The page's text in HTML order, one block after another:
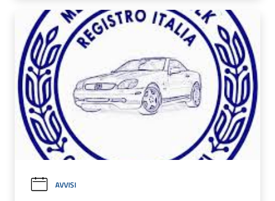
AVVISI